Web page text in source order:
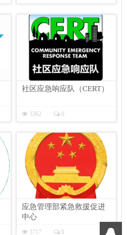
社区应急响应队（CERT）
3362 0
应急管理部紧急救援促进
中心
3717 0